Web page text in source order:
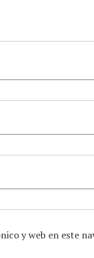
y web en este